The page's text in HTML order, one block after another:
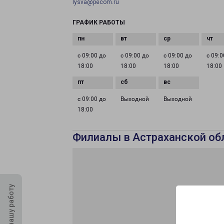
lysva@pecom.ru
ГРАФИК РАБОТЫ
с 09:00 до
18:00
с 09:00 до
18:00
с 09:00 до
18:00
с
18:00
с 09:00 до
18:00
Выходной Выходной
Филиалы в Астраханской